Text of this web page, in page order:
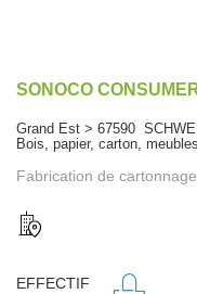
SONOCO
Grand Est > 67590
Bois, papier, carton,
Fabrication de
EFFECTIF